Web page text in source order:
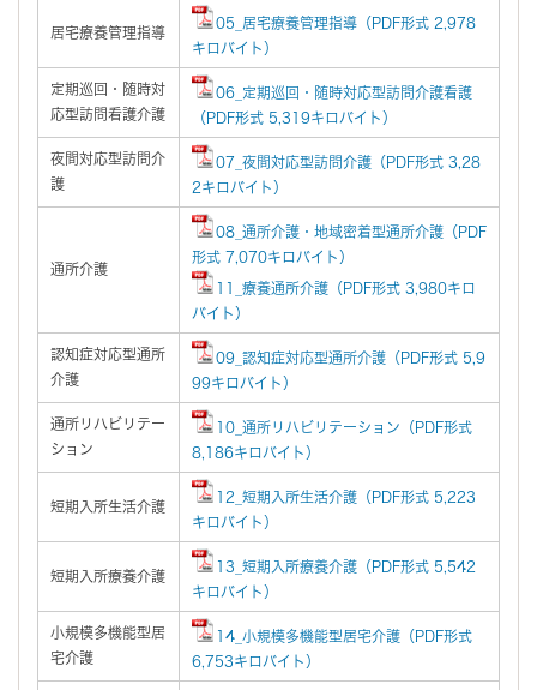
居宅療養管理指導
05_居宅療養管理指導（PDF形式 2,978
キロバイト）
定期巡回・随時対
応型訪問看護介護
06_定期巡回・随時対応型訪問介護看護
（PDF形式 5,319キロバイト）
夜間対応型訪問介
護
07_夜間対応型訪問介護（PDF形式 3,28
2キロバイト）
通所介護
08_通所介護・地域密着型通所介護（PDF
形式 7,070キロバイト）
11_療養通所介護（PDF形式 3,980キロ
バイト）
認知症対応型通所
介護
09_認知症対応型通所介護（PDF形式 5,9
99キロバイト）
通所リハビリテー
ション
10_通所リハビリテーション（PDF形式
8,186キロバイト）
短期入所生活介護
12_短期入所生活介護（PDF形式 5,223
キロバイト）
短期入所療養介護
13_短期入所療養介護（PDF形式 5,542
キロバイト）
小規模多機能型居
宅介護
14_小規模多機能型居宅介護（PDF形式
6,753キロバイト）